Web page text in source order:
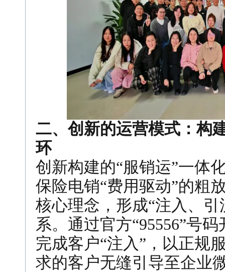
二、创新的运营模式：构
环
创新构建的“服销运”一体
保险电销“费用驱动”的粗
核心理念，形成“注入、
系。通过官方“95556”号
完成客户“注入”，以正规
求的客户无缝引导至企业